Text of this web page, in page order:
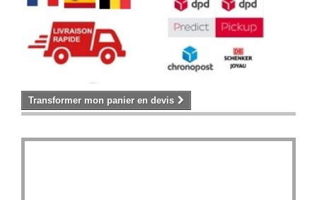
Transformer mon panier en devis